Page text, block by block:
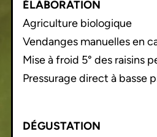
ÉLABORATION
Agriculture biologique
Vendanges manuelles en
Mise à froid 5° des raisins
Pressurage direct à basse
DÉGUSTATION